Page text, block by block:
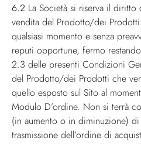
6.2 La Società si riserva il
vendita del Prodotto/dei
qualsiasi momento e senza
reputi opportune, fermo
2.3 delle presenti Condizioni
del Prodotto/dei Prodotti che
quello esposto sul Sito al
Modulo D’ordine. Non si terrà
(in aumento o in diminuzione) di
trasmissione dell’ordine di